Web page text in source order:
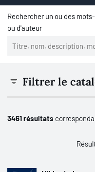
Rechercher un ou des
ou d'auteur
Filtrer le
3461 résultats